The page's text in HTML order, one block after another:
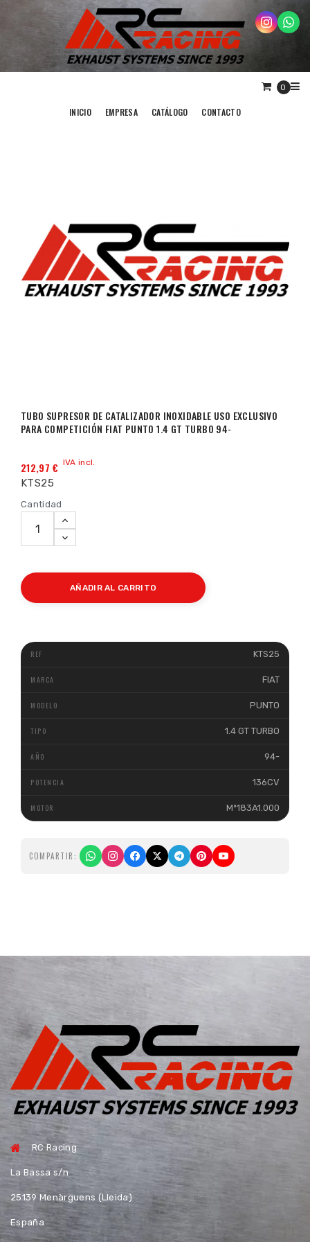
0
INICIO EMPRESA CATÁLOGO CONTACTO
TUBO SUPRESOR DE CATALIZADOR INOXIDABLE USO EXCLUSIVO
PARA COMPETICIÓN FIAT PUNTO 1.4 GT TURBO 94-
212,97 € IVA incl.
KTS25
Cantidad
AÑADIR AL CARRITO
KTS25
FIAT
PUNTO
1.4 GT TURBO
94-
136CV
Mº183A1.000
COMPARTIR:
RC Racing
La Bassa s/n
25139 Menàrguens (Lleida)
España